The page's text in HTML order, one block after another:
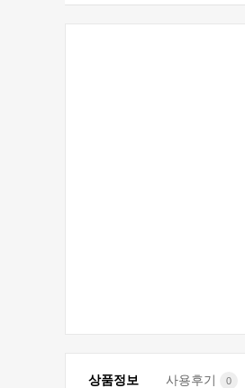
상품정보 사용후기 0